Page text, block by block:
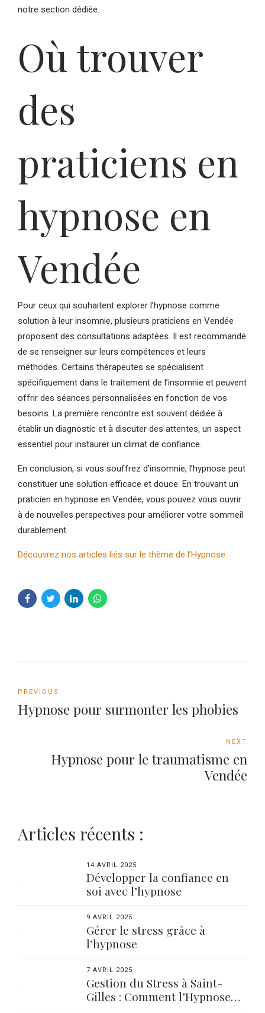
notre section dédiée.
Où trouver
des
praticiens en
hypnose en
Vendée
Pour ceux qui souhaitent explorer l’hypnose comme
solution à leur insomnie, plusieurs praticiens en Vendée
proposent des consultations adaptées. Il est recommandé
de se renseigner sur leurs compétences et leurs
méthodes. Certains thérapeutes se spécialisent
spécifiquement dans le traitement de l’insomnie et peuvent
offrir des séances personnalisées en fonction de vos
besoins. La première rencontre est souvent dédiée à
établir un diagnostic et à discuter des attentes, un aspect
essentiel pour instaurer un climat de confiance.
En conclusion, si vous souffrez d’insomnie, l’hypnose peut
constituer une solution efficace et douce. En trouvant un
praticien en hypnose en Vendée, vous pouvez vous ouvrir
à de nouvelles perspectives pour améliorer votre sommeil
durablement.
Découvrez nos articles liés sur le thème de l’Hypnose
PREVIOUS
Hypnose pour surmonter les phobies
NEXT
Hypnose pour le traumatisme en
Vendée
Articles récents :
14 AVRIL 2025
Développer la confiance en
soi avec l’hypnose
9 AVRIL 2025
Gérer le stress grâce à
l’hypnose
7 AVRIL 2025
Gestion du Stress à Saint-
Gilles : Comment l’Hypnose